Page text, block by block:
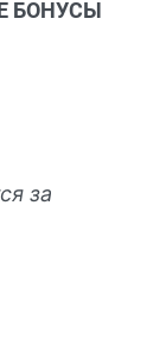
БОНУСЫ
за